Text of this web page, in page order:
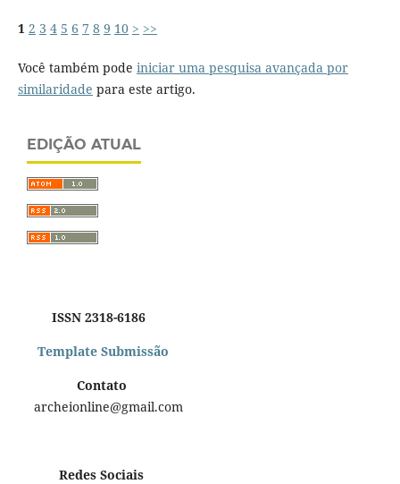
1 2 3 4 5 6 7 8 9 10 > >>
Você também pode iniciar uma pesquisa avançada por
similaridade para este artigo.
EDIÇÃO ATUAL
ISSN 2318-6186
Template Submissão
Contato
archeionline@gmail.com
Redes Sociais